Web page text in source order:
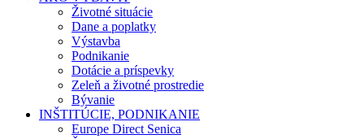
Životné situácie
Dane a poplatky
Výstavba
Podnikanie
Dotácie a príspevky
Zeleň a životné prostredie
Bývanie
INŠTITÚCIE, PODNIKANIE
Europe Direct Senica